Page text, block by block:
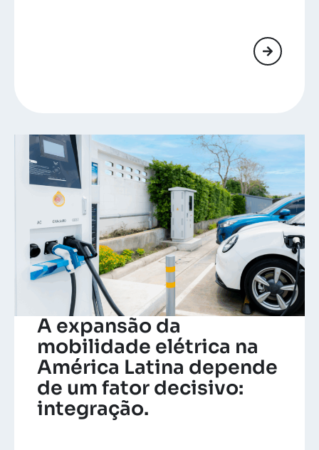
A expansão da
mobilidade elétrica na
América Latina depende
de um fator decisivo:
integração.